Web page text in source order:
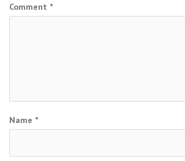
Comment *
Name *